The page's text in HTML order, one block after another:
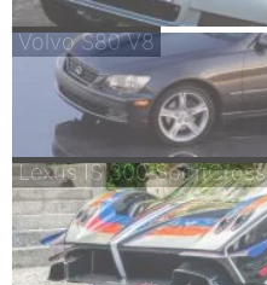
Volvo S80 V8
Lexus IS 300 SportCross